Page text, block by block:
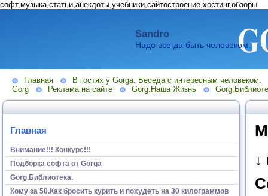
софт,музыка,статьи,анекдоты,учебники,сайтостроение,хостинг,обзоры
Sandro
Надо всегда быть человеком.
Главная
В гостях у Gorga. Беседа с интересным человеком.
Gorg
Реклама на сайте Gorg.Наша Жизнь
Главная
Внимание!!! Конкурс!!!
Подборка софта от Gorga
Gorg.Библиотека.
Кому за 50.Как бросить курить и похудеть на 30 килограммов